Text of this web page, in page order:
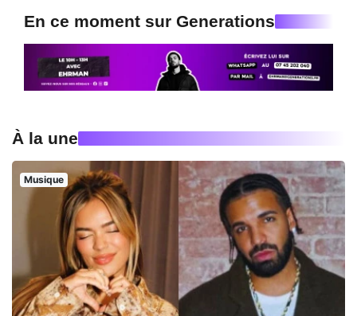
En ce moment sur Generations
À la une
Musique